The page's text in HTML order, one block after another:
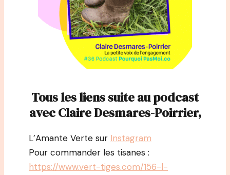
Tous les liens suite au podcast
avec Claire Desmares-Poirrier,
L’Amante Verte sur Instagram
Pour commander les tisanes :
https://www.vert-tiges.com/156-l-